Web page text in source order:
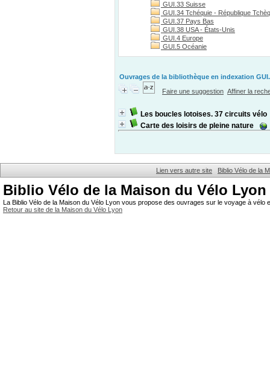
GUI.33 Suisse
GUI.34 Tchéquie - République
GUI.37 Pays Bas
GUI.38 USA - États-Unis
GUI.4 Europe
GUI.5 Océanie
Ouvrages de la bibliothèque en indexation
Faire une suggestion Affiner la
Les boucles lotoises. 37 circuits vélo
Carte des loisirs de pleine nature
Lien vers autre site Biblio Vélo de la
Biblio Vélo de la Maison du Vélo Lyon
La Biblio Vélo de la Maison du Vélo Lyon vous propose des ouvrages sur le voyage à
Retour au site de la Maison du Vélo Lyon